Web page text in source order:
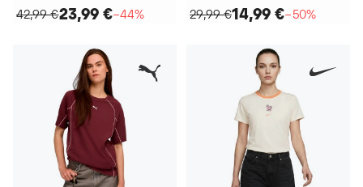
42,99 €23,99 €−44%
29,99 €14,99 €−50%